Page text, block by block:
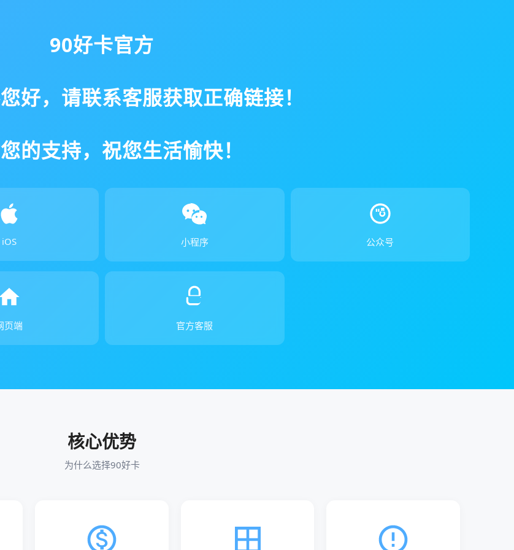
90好卡官方
好，请联系客服获取正确链接！
的支持，祝您生活愉快！
iOS 小程序 公众号
页端 官方客服
核心优势
为什么选择90好卡